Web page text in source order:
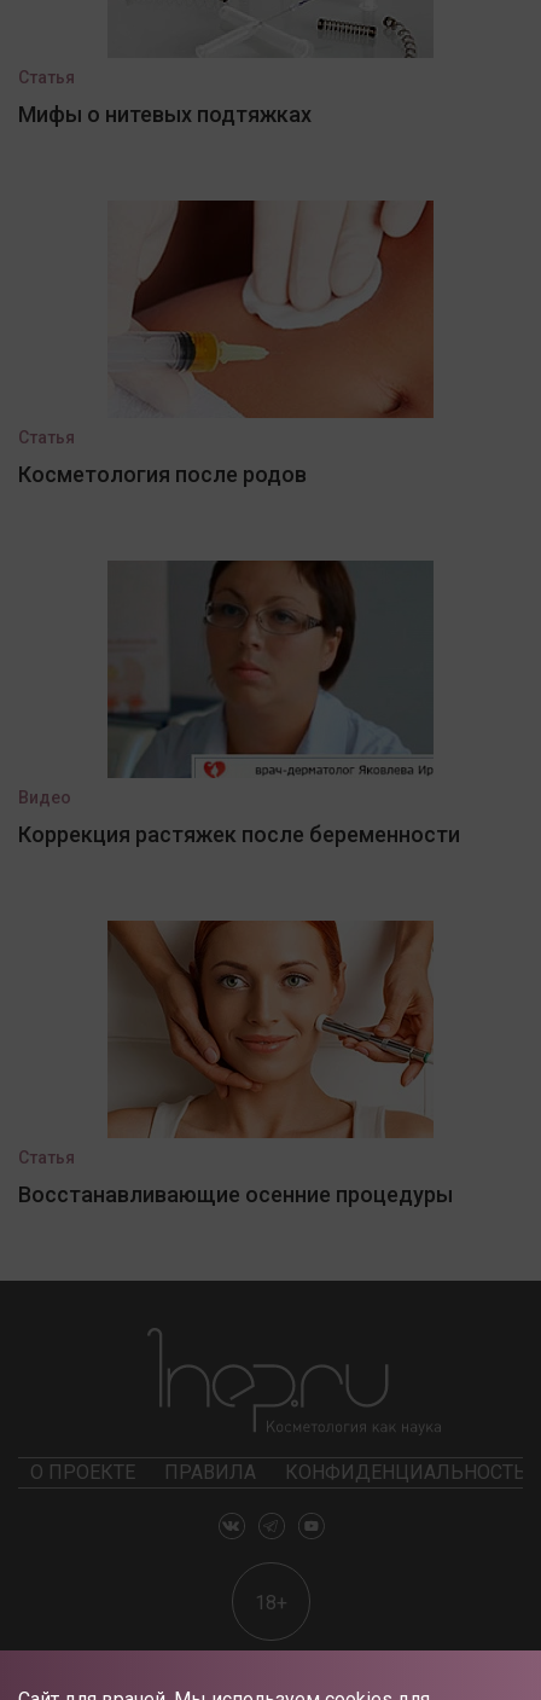
Статья
Мифы о нитевых подтяжках
Статья
Косметология после родов
Видео
Коррекция растяжек после беременности
Статья
Восстанавливающие осенние процедуры
О ПРОЕКТЕ ПРАВИЛА КОНФИДЕНЦИАЛЬНОСТЬ
18+